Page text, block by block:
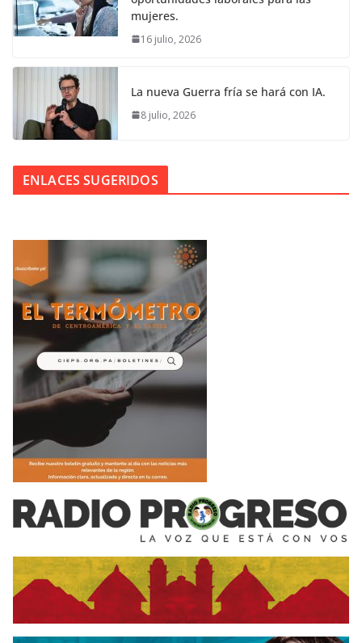
mujeres.
16 julio, 2026
La nueva Guerra fría se hará con IA.
8 julio, 2026
ENLACES SUGERIDOS